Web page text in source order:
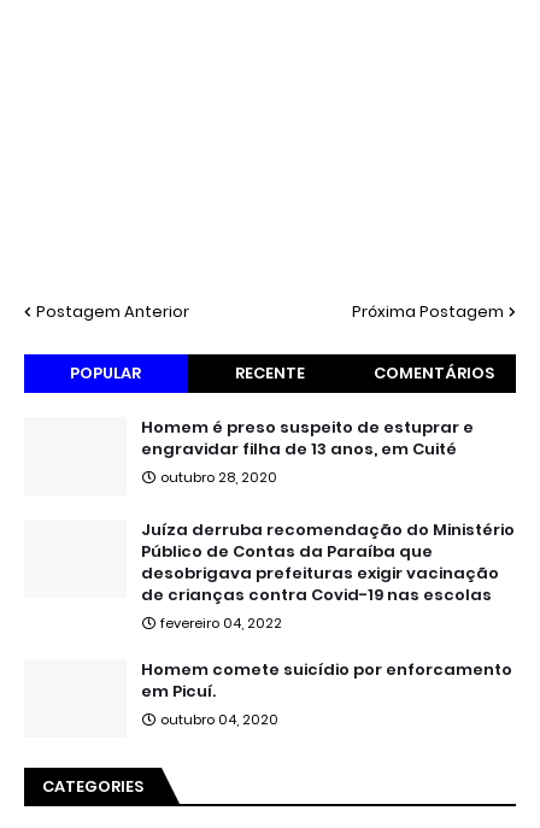
Postagem Anterior Próxima Postagem
POPULAR RECENTE COMENTÁRIOS
Homem é preso suspeito de estuprar e
engravidar filha de 13 anos, em Cuité
outubro 28, 2020
Juíza derruba recomendação do Ministério
Público de Contas da Paraíba que
desobrigava prefeituras exigir vacinação
de crianças contra Covid-19 nas escolas
fevereiro 04, 2022
Homem comete suicídio por enforcamento
em Picuí.
outubro 04, 2020
CATEGORIES